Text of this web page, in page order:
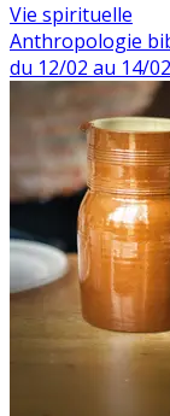
Vie spirituelle
Anthropologie
du 12/02 au 14/